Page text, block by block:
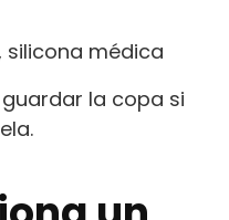
silicona médica
la copa si